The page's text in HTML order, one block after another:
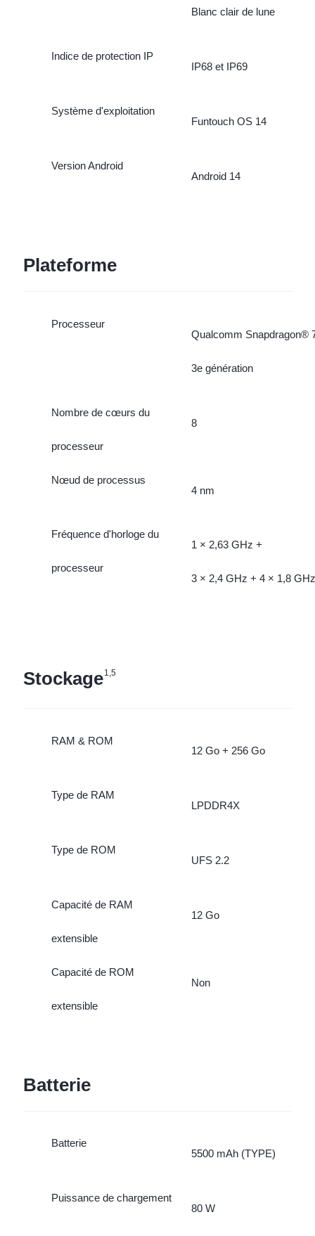
Blanc clair de lune
Indice de protection IP
IP68 et IP69
Système d'exploitation
Funtouch OS 14
Version Android
Android 14
Plateforme
Processeur
Qualcomm Snapdragon®
3e génération
Nombre de cœurs du
processeur
8
Nœud de processus
4 nm
Fréquence d'horloge du
processeur
1 × 2,63 GHz +
3 × 2,4 GHz + 4 × 1,8 GHz
Stockage1,5
RAM & ROM
12 Go + 256 Go
Type de RAM
LPDDR4X
Type de ROM
UFS 2.2
Capacité de RAM
extensible
12 Go
Capacité de ROM
extensible
Non
Batterie
Batterie
5500 mAh (TYPE)
Puissance de chargement
80 W